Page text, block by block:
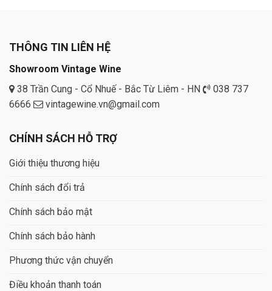
THÔNG TIN LIÊN HỆ
Showroom Vintage Wine
38 Trần Cung - Cổ Nhuế - Bắc Từ Liêm - HN
038 737
6666
vintagewine.vn@gmail.com
CHÍNH SÁCH HỖ TRỢ
Giới thiệu thương hiệu
Chính sách đổi trả
Chính sách bảo mật
Chính sách bảo hành
Phương thức vận chuyển
Điều khoản thanh toán